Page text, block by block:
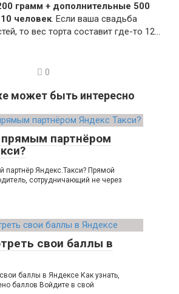
грамм + дополнительные 500
человек. Если ваша свадьба
то вес торта составит где-то 12…
0
может быть интересно
прямым партнёром
партнёр Яндекс.Такси? Прямой
сотрудничающий не через
свои баллы в
баллы в Яндексе Как узнать,
баллов Войдите в свой